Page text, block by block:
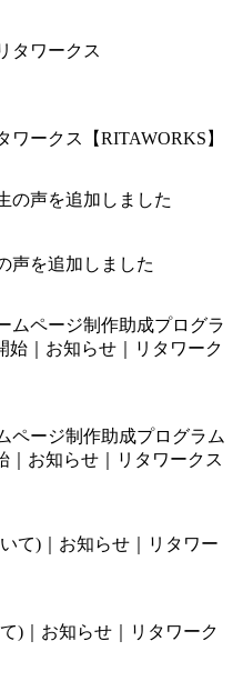
ークス【RITAWORKS】
声を追加しました
ページ制作助成プログラム
｜お知らせ｜リタワークス
)｜お知らせ｜リタワーク